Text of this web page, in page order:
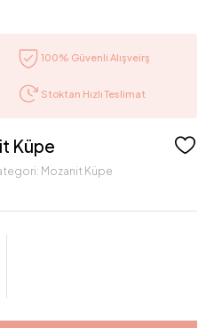
100% Güvenli Alışveirş
Stoktan Hızlı Teslimat
Küpe
Mozanit Küpe